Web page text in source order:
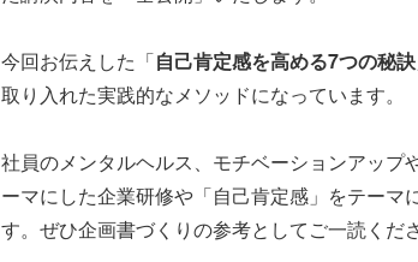
今回お伝えした「自己肯定感を高める7つの秘訣
取り入れた実践的なメソッドになっています。
社員のメンタルヘルス、モチベーションアップ
ーマにした企業研修や「自己肯定感」をテー
す。ぜひ企画書づくりの参考としてご一読くださ